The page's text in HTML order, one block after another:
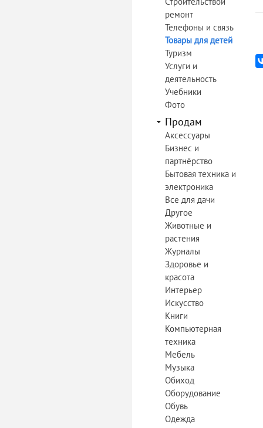
ремонт
Телефоны и связь
Товары для детей
Туризм
Услуги и
деятельность
Учебники
Фото
Продам
Аксессуары
Бизнес и
партнёрство
Бытовая техника и
электроника
Все для дачи
Другое
Животные и
растения
Журналы
Здоровье и
красота
Интерьер
Искусство
Книги
Компьютерная
техника
Мебель
Музыка
Обиход
Оборудование
Обувь
Одежда